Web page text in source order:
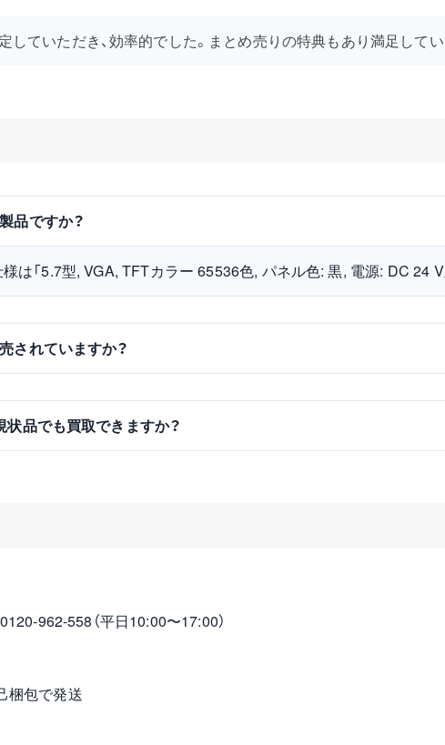
していただき、効率的でした。まとめ売りの特典もあり満足してい
品ですか？
は「5.7型, VGA, TFTカラー 65536色, パネル色: 黒, 電源: DC 24 V
されていますか？
品でも買取できますか？
962-558（平日10:00〜17:00）
梱包で発送